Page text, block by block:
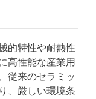
的特性や耐熱性
高性能な産業用
従来のセラミッ
、厳しい環境条